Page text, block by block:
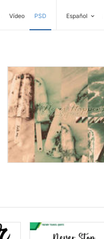
Vídeo PSD Español